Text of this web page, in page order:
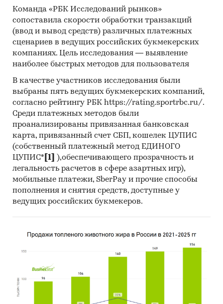
Команда «РБК Исследований рынков»
сопоставила скорости обработки транзакций
(ввод и вывод средств) различных платежных
сценариев в ведущих российских букмекерских
компаниях. Цель исследования — выявление
наиболее быстрых методов для пользователя
В качестве участников исследования были
выбраны пять ведущих букмекерских компаний,
согласно рейтингу РБК https://rating.sportrbc.ru/.
Среди платежных методов были
проанализированы привязанная банковская
карта, привязанный счет СБП, кошелек ЦУПИС
(собственный платежный метод ЕДИНОГО
ЦУПИС* [1]
),обеспечивающего прозрачность и
легальность расчетов в сфере азартных игр),
мобильные платежи, SberPay и прочие способы
пополнения и снятия средств, доступные у
ведущих российских букмекеров.